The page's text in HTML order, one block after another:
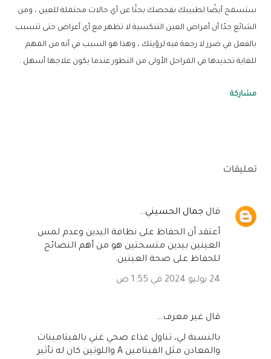
ستسمح أيضًا لطبيبك بفحصك بحثًا عن أي حالات محتملة للعين ، ومن
الشائع جدًا أن أمراض العين التنكسية لا تظهر مع أي أعراض حتى تتسبب
بالفعل في ضرر لا رجعة فيه لرؤيتك ، وهذا هو السبب في أنه من المهم
للغاية تحديدها في المراحل الأولى من التطور عندما يكون علاجها أسهل .
مشاركة
تعليقات
‏قال جمال الحسيني…
أعتقد أن الحفاظ على نظافة اليدين وعدم لمس
العينين بيدين متسختين هو من أهم النصائح
للحفاظ على صحة العينين.
24 يوليو 2024 في 1:55 ص
‏قال غير معرف…
بالنسبة لي، تناول غذاء صحي غني بالفيتامينات
والمعادن مثل الفيتامين A واللوتين كان له تأثير